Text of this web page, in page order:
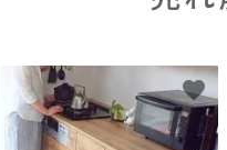
favorite